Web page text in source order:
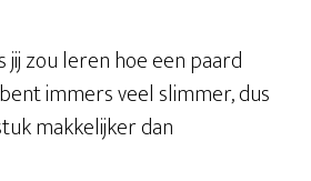
jij zou leren hoe een paard
immers veel slimmer, dus
makkelijker dan